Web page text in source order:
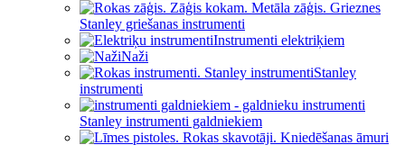
Stanley griešanas instrumenti
Instrumenti elektriķiem
Naži
Stanley
instrumenti
Stanley instrumenti galdniekiem